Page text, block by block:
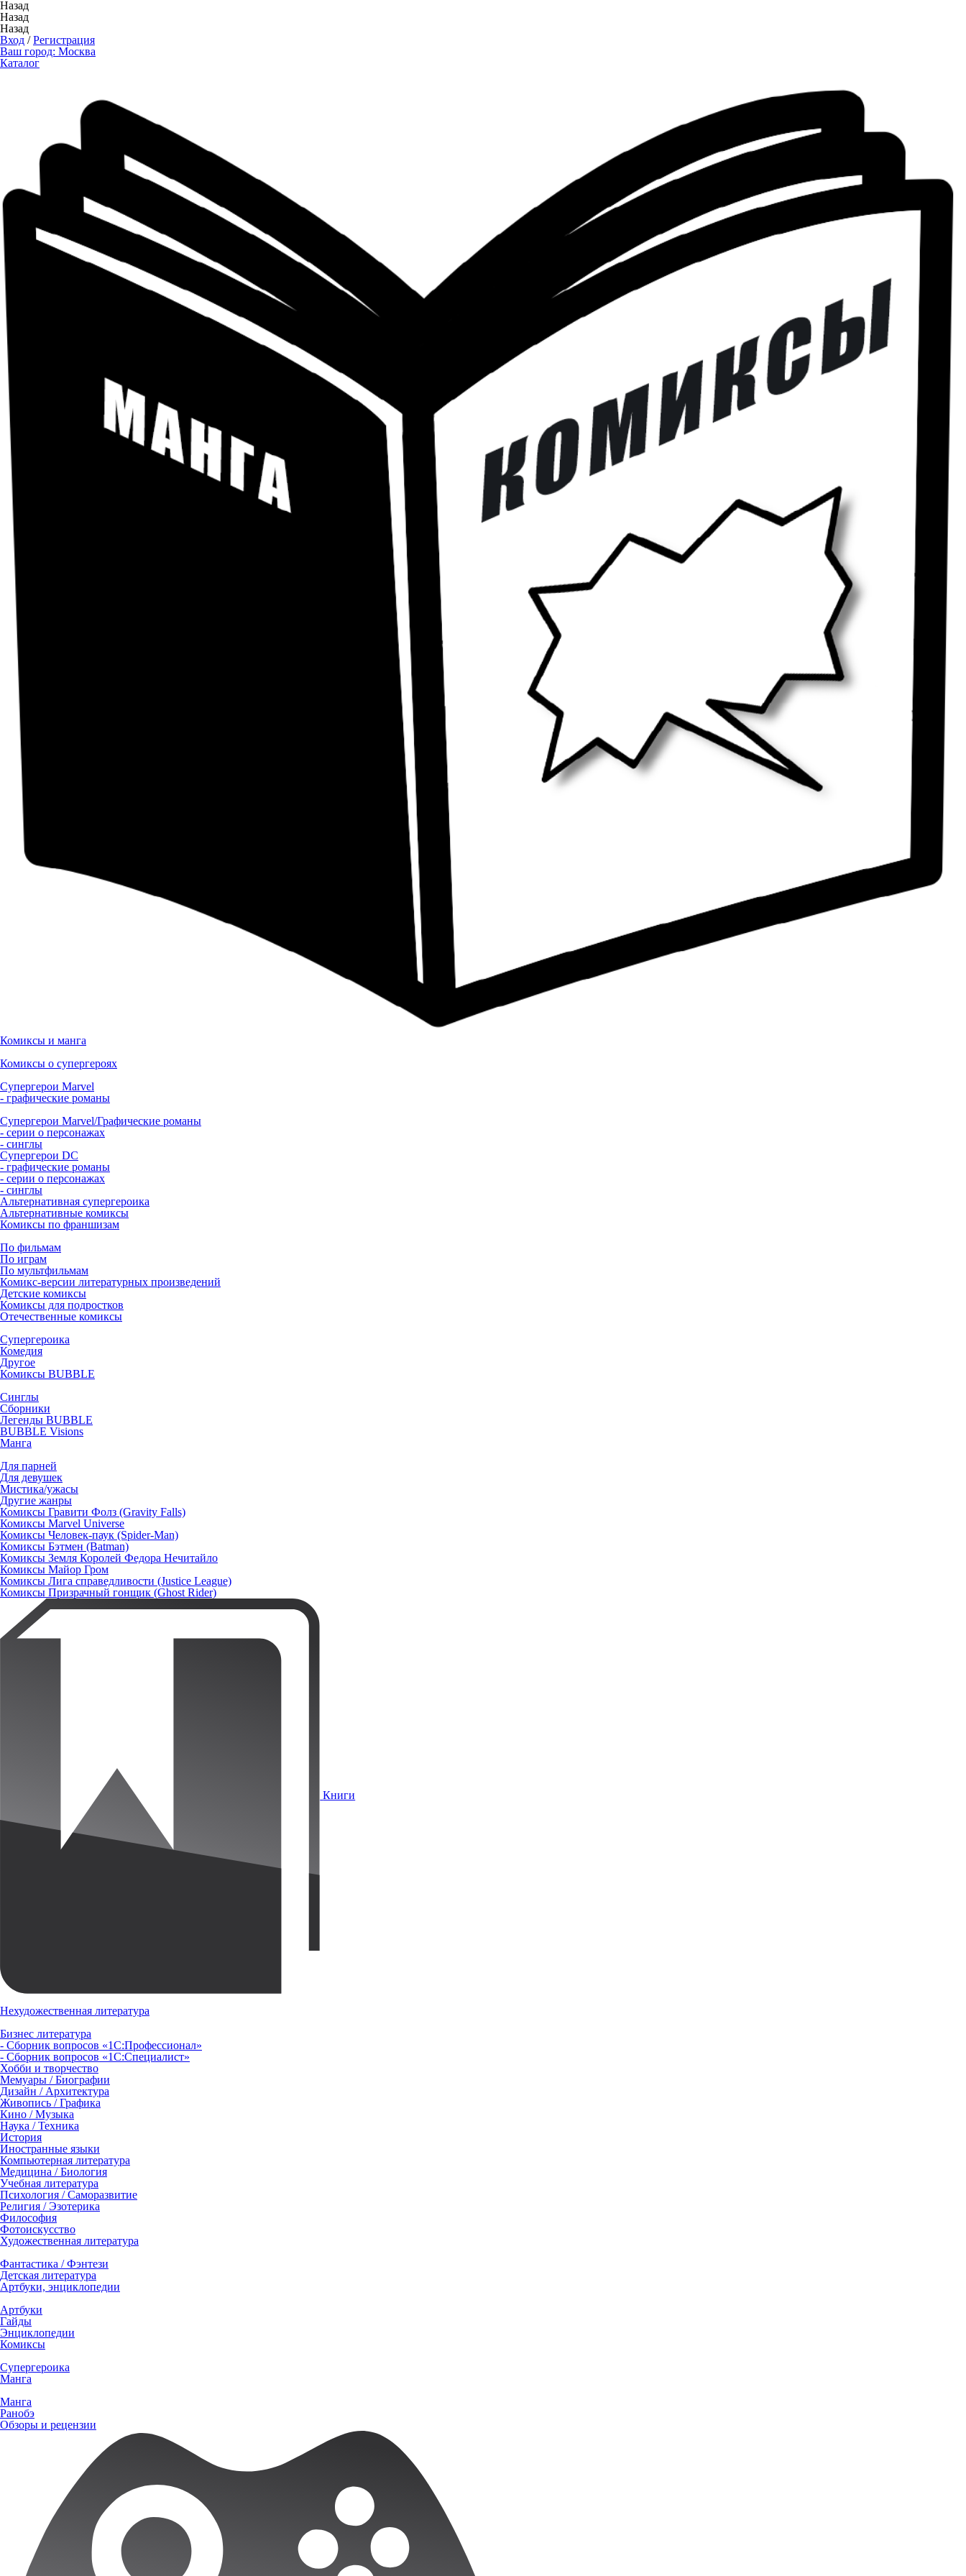
Назад
Назад
Назад
Вход /Регистрация
Ваш город: Москва
Каталог
Комиксы и манга
Комиксы о супергероях
Супергерои Marvel
- графические романы
Супергерои Marvel/Графические романы
- серии о персонажах
- синглы
Супергерои DC
- графические романы
- серии о персонажах
- синглы
Альтернативная супергероика
Альтернативные комиксы
Комиксы по франшизам
По фильмам
По играм
По мультфильмам
Комикс-версии литературных произведений
Детские комиксы
Комиксы для подростков
Отечественные комиксы
Супергероика
Комедия
Другое
Комиксы BUBBLE
Синглы
Сборники
Легенды BUBBLE
BUBBLE Visions
Манга
Для парней
Для девушек
Мистика/ужасы
Другие жанры
Комиксы Гравити Фолз (Gravity Falls)
Комиксы Marvel Universe
Комиксы Человек-паук (Spider-Man)
Комиксы Бэтмен (Batman)
Комиксы Земля Королей Федора Нечитайло
Комиксы Майор Гром
Комиксы Лига справедливости (Justice League)
Комиксы Призрачный гонщик (Ghost Rider)
Книги
Нехудожественная литература
Бизнес литература
- Сборник вопросов «1С:Профессионал»
- Сборник вопросов «1С:Специалист»
Хобби и творчество
Мемуары / Биографии
Дизайн / Архитектура
Живопись / Графика
Кино / Музыка
Наука / Техника
История
Иностранные языки
Компьютерная литература
Медицина / Биология
Учебная литература
Психология / Саморазвитие
Религия / Эзотерика
Философия
Фотоискусство
Художественная литература
Фантастика / Фэнтези
Детская литература
Артбуки, энциклопедии
Артбуки
Гайды
Энциклопедии
Комиксы
Супергероика
Манга
Манга
Ранобэ
Обзоры и рецензии